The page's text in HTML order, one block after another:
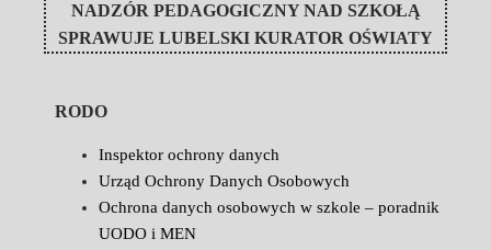
NADZÓR PEDAGOGICZNY NAD SZKOŁĄ
SPRAWUJE LUBELSKI KURATOR OŚWIATY
RODO
Inspektor ochrony danych
Urząd Ochrony Danych Osobowych
Ochrona danych osobowych w szkole – poradnik
UODO i MEN